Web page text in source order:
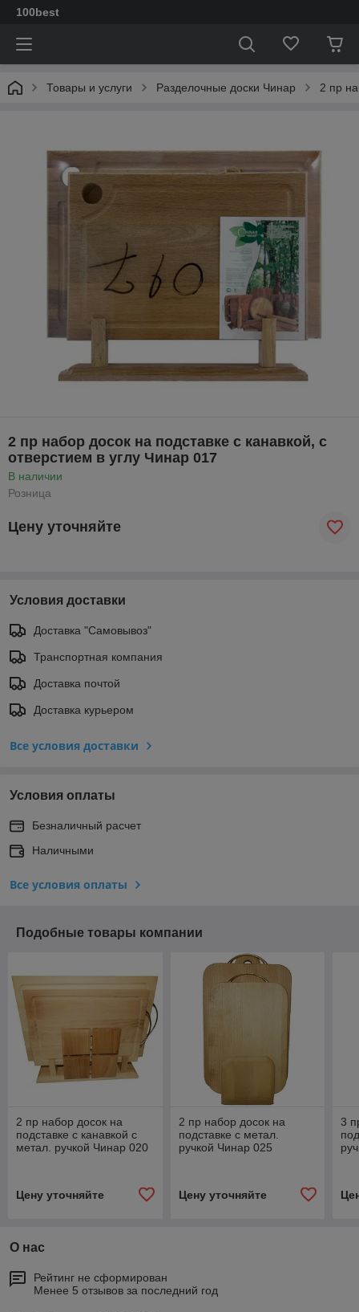
100best
Товары и услуги Разделочные доски Чинар 2 пр
2 пр набор досок на подставке с канавкой, с
отверстием в углу Чинар 017
В наличии
Розница
Цену уточняйте
Условия доставки
Доставка "Самовывоз"
Транспортная компания
Доставка почтой
Доставка курьером
Все условия доставки
Условия оплаты
Безналичный расчет
Наличными
Все условия оплаты
Подобные товары компании
2 пр набор досок на
подставке с канавкой с
метал. ручкой Чинар 020
Цену уточняйте
2 пр набор досок на
подставке с метал.
ручкой Чинар 025
Цену уточняйте
3
О нас
Рейтинг не сформирован
Менее 5 отзывов за последний год